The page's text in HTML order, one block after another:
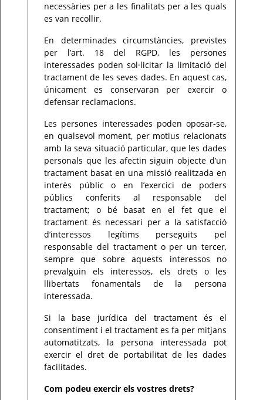
necessàries per a les finalitats per a les quals
es van recollir.
En determinades circumstàncies, previstes
per l’art. 18 del RGPD, les persones
interessades poden sol·licitar la limitació del
tractament de les seves dades. En aquest cas,
únicament es conservaran per exercir o
defensar reclamacions.
Les persones interessades poden oposar-se,
en qualsevol moment, per motius relacionats
amb la seva situació particular, que les dades
personals que les afectin siguin objecte d’un
tractament basat en una missió realitzada en
interès públic o en l’exercici de poders
públics conferits al responsable del
tractament; o bé basat en el fet que el
tractament és necessari per a la satisfacció
d’interessos legítims perseguits pel
responsable del tractament o per un tercer,
sempre que sobre aquests interessos no
prevalguin els interessos, els drets o les
llibertats fonamentals de la persona
interessada.
Si la base jurídica del tractament és el
consentiment i el tractament es fa per mitjans
automatitzats, la persona interessada pot
exercir el dret de portabilitat de les dades
facilitades.
Com podeu exercir els vostres drets?